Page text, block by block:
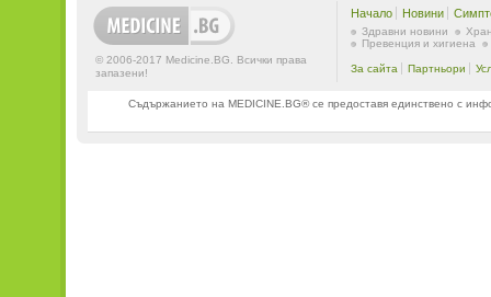
© 2006-2017 Medicine.BG. Всички права
запазени!
Начало Новини
Здравни новини
Превенция и хигиена
За сайта Партньори
Съдържанието на MEDICINE.BG® се предоставя единствено с